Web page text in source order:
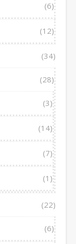
(6)
(12)
(34)
(28)
(3)
(14)
(7)
(1)
(22)
(6)